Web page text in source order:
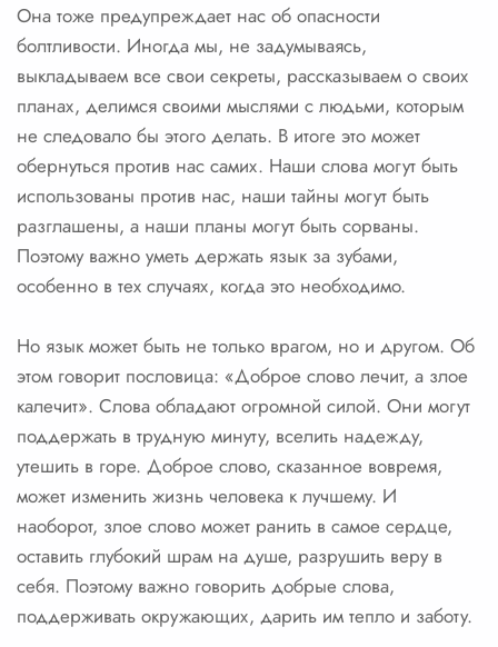
Она тоже предупреждает нас об опасности
болтливости. Иногда мы, не задумываясь,
выкладываем все свои секреты, рассказываем о своих
планах, делимся своими мыслями с людьми, которым
не следовало бы этого делать. В итоге это может
обернуться против нас самих. Наши слова могут быть
использованы против нас, наши тайны могут быть
разглашены, а наши планы могут быть сорваны.
Поэтому важно уметь держать язык за зубами,
особенно в тех случаях, когда это необходимо.
Но язык может быть не только врагом, но и другом. Об
этом говорит пословица: «Доброе слово лечит, а злое
калечит». Слова обладают огромной силой. Они могут
поддержать в трудную минуту, вселить надежду,
утешить в горе. Доброе слово, сказанное вовремя,
может изменить жизнь человека к лучшему. И
наоборот, злое слово может ранить в самое сердце,
оставить глубокий шрам на душе, разрушить веру в
себя. Поэтому важно говорить добрые слова,
поддерживать окружающих, дарить им тепло и заботу.